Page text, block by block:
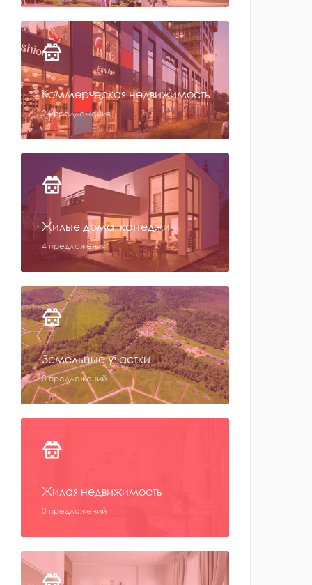
Коммерческая недвижимость
24 предложения
Жилые дома, коттеджи
4 предложения
Земельные участки
0 предложений
Жилая недвижимость
0 предложений